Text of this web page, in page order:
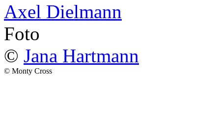
Axel Dielmann
Foto
© Jana Hartmann
© Monty Cross